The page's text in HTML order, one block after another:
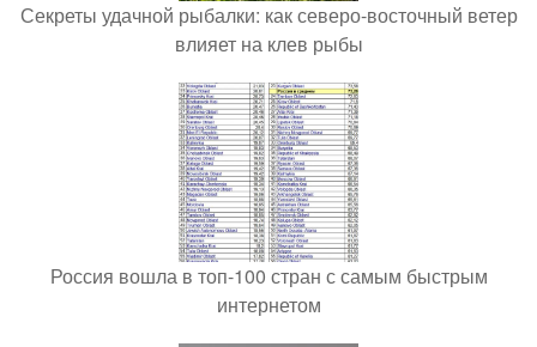
Секреты удачной рыбалки: как северо-восточный ветер
влияет на клев рыбы
Россия вошла в топ-100 стран с самым быстрым
интернетом